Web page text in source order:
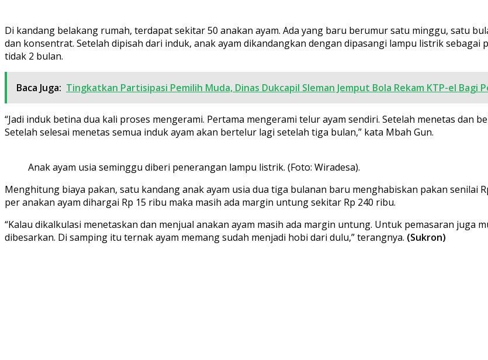
Di kandang belakang rumah, terdapat sekitar 50 anakan ayam. Ada yang baru berumur satu minggu, satu
dan konsentrat. Setelah dipisah dari induk, anak ayam dikandangkan dengan dipasangi lampu listrik
tidak 2 bulan.
Baca Juga: Tingkatkan Partisipasi Pemilih Muda, Dinas Dukcapil Sleman Jemput Bola Rekam KTP-el Bagi
“Jadi induk betina dua kali proses mengerami. Pertama mengerami telur ayam sendiri. Setelah menetas dan
Setelah selesai menetas semua induk ayam akan bertelur lagi setelah tiga bulan,” kata Mbah Gun.
Anak ayam usia seminggu diberi penerangan lampu listrik. (Foto: Wiradesa).
Menghitung biaya pakan, satu kandang anak ayam usia dua tiga bulanan baru menghabiskan pakan senilai
per anakan ayam dihargai Rp 15 ribu maka masih ada margin untung sekitar Rp 240 ribu.
“Kalau dikalkulasi menetaskan dan menjual anakan ayam masih ada margin untung. Untuk pemasaran juga
dibesarkan. Di samping itu ternak ayam memang sudah menjadi hobi dari dulu,” terangnya. (Sukron)